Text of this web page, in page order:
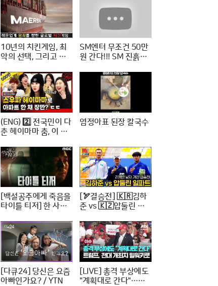
10년의 치킨게임, 최
악의 선택, 그리고 한
SM엔터 무조건 50만
원 간다!!! SM 진흙탕
(ENG) 2️⃣ 전국민이 다
춘 헤이마마 춤, 이 정
아파트 한 채는 마련하
셨겠지? (순수한 궁금
증) / [문명특급 EP.22
2-2]
염정아표 된장 칼국수
[백설공주에게 죽음을
타이틀 티저] 한 사람
가뜨린 살인사건, MB
C 240816 방송
[🏹결승전] 🇰🇷김하
준 vs 🇰🇿압둘린 일
인 [2024 WAA 아시
아컵 3차 양궁대회]
[다큐24] 당신은 요즘
아빠인가요? / YTN
[LIVE] 총격 부상에도
"계획대로 간다"…트